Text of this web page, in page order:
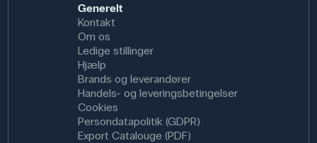
Generelt
Kontakt
Om os
Ledige stillinger
Hjælp
Brands og leverandører
Handels- og leveringsbetingelser
Cookies
Persondatapolitik (GDPR)
Export Catalouge (PDF)